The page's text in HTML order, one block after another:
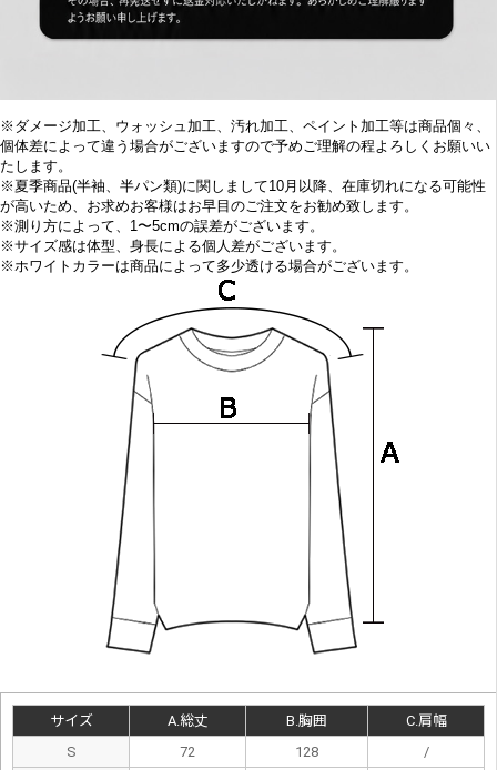
※ダメージ加工、ウォッシュ加工、汚れ加工、ペイント加工等は商品個々、
個体差によって違う場合がございますので予めご理解の程よろしくお願いい
たします。
※ 夏季商品(半袖、半パン類)に関しまして10月以降、在庫切れになる可能性
が高いため、お求めお客様はお早目のご注文をお勧め致します。
※測り方によって、1〜5cmの誤差がございます。
※サイズ感は体型、身長による個人差がございます。
※ホワイトカラーは商品によって多少透ける場合がございます。
サイズ A.総丈 B.胸囲
C.肩幅
S
72 128
/